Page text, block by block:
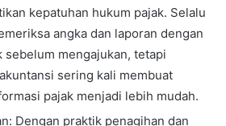
kepatuhan hukum pajak. Selalu
angka dan laporan dengan
sebelum mengajukan, tetapi
sering kali membuat
pajak menjadi lebih mudah.
Dengan praktik penagihan dan